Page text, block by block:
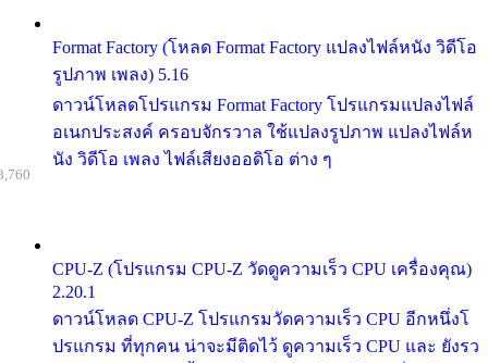
Format Factory (โหลด Format Factory แปลงไฟล์หนัง วิดีโอ
รูปภาพ เพลง) 5.16
ดาวน์โหลดโปรแกรม Format Factory โปรแกรมแปลงไฟล์
อเนกประสงค์ ครอบจักรวาล ใช้แปลงรูปภาพ แปลงไฟล์ห
นัง วิดีโอ เพลง ไฟล์เสียงออดิโอ ต่าง ๆ
CPU-Z (โปรแกรม CPU-Z วัดดูความเร็ว CPU เครื่องคุณ)
2.20.1
ดาวน์โหลด CPU-Z โปรแกรมวัดความเร็ว CPU อีกหนึ่งโ
ปรแกรม ที่ทุกคน น่าจะมีติดไว้ ดูความเร็ว CPU และ ยังรว